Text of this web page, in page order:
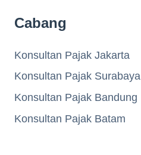
Cabang
Konsultan Pajak Jakarta
Konsultan Pajak Surabaya
Konsultan Pajak Bandung
Konsultan Pajak Batam